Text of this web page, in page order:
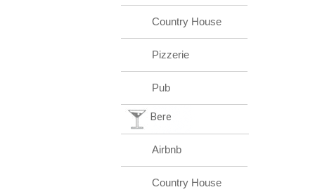
Country House
Pizzerie
Pub
Bere
Airbnb
Country House